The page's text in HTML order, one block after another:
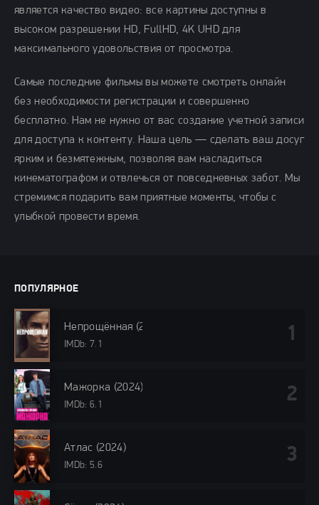
является качество видео: все картины доступны в
высоком разрешении HD, FullHD, 4K UHD для
максимального удовольствия от просмотра.
Самые последние фильмы вы можете смотреть онлайн
без необходимости регистрации и совершенно
бесплатно. Нам не нужно от вас создание учетной записи
для доступа к контенту. Наша цель — сделать ваш досуг
ярким и безмятежным, позволяя вам насладиться
кинематографом и отвлечься от повседневных забот. Мы
стремимся подарить вам приятные моменты, чтобы с
улыбкой провести время.
ПОПУЛЯРНОЕ
Непрощённая (2024)
IMDb: 7.1
Мажорка (2024)
IMDb: 6.1
Атлас (2024)
IMDb: 5.6